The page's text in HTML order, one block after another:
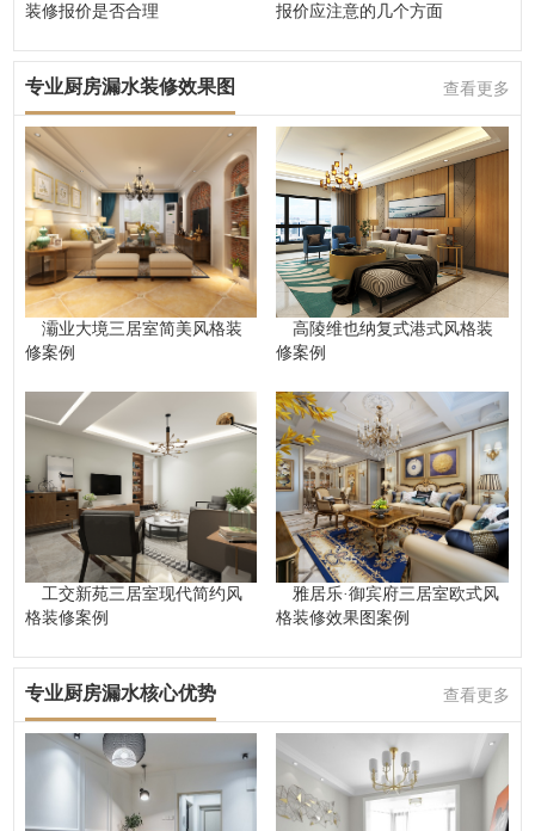
装修报价是否合理
报价应注意的几个方面
专业厨房漏水装修效果图 查看更多
灞业大境三居室简美风格装
修案例
高陵维也纳复式港式风格装
修案例
工交新苑三居室现代简约风
格装修案例
雅居乐·御宾府三居室欧式风
格装修效果图案例
专业厨房漏水核心优势 查看更多